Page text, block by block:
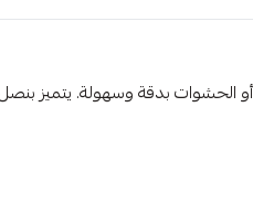
وتنعيم المعجون أو الحشوات بدقة